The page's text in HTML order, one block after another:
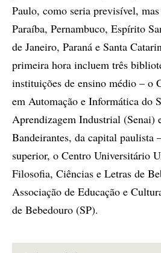
Paulo, como seria previsível,
Paraíba, Pernambuco, Espírito
de Janeiro, Paraná e Santa
primeira hora incluem três
instituições de ensino médio – o
em Automação e Informática do
Aprendizagem Industrial (Senai)
Bandeirantes, da capital paulista
superior, o Centro Universitário
Filosofia, Ciências e Letras de
Associação de Educação e
de Bebedouro (SP).